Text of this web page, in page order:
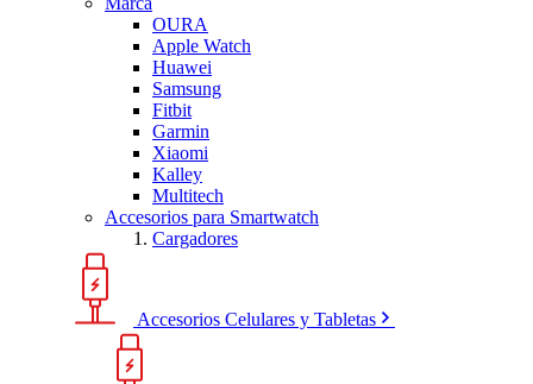
OURA
Apple Watch
Huawei
Samsung
Fitbit
Garmin
Xiaomi
Kalley
Multitech
Accesorios para Smartwatch
Cargadores
Accesorios Celulares y Tabletas